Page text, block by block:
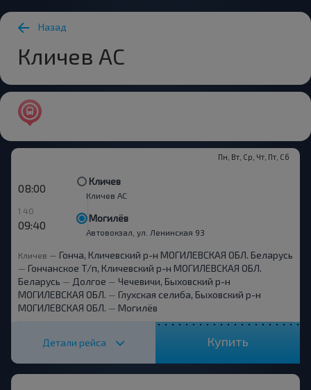
Назад
Кличев АС
Пн, Вт, Ср, Чт, Пт, Сб
08:00
Кличев
Кличев АС
1 40
09:40
Могилёв
Автовокзал, ул. Ленинская 93
Кличев — Гонча, Кличевский р-н МОГИЛЕВСКАЯ ОБЛ. Беларусь
— Гончанское Т/п, Кличевский р-н МОГИЛЕВСКАЯ ОБЛ.
Беларусь — Долгое — Чечевичи, Быховский р-н
МОГИЛЕВСКАЯ ОБЛ. — Глухская селиба, Быховский р-н
МОГИЛЕВСКАЯ ОБЛ. — Могилёв
Детали рейса Купить